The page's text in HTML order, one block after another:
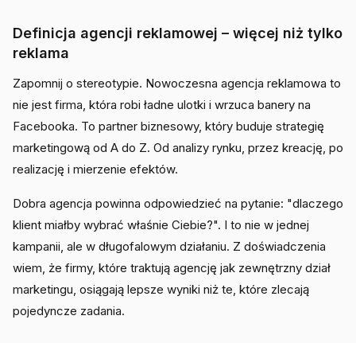
Definicja agencji reklamowej – więcej niż tylko
reklama
Zapomnij o stereotypie. Nowoczesna agencja reklamowa to
nie jest firma, która robi ładne ulotki i wrzuca banery na
Facebooka. To partner biznesowy, który buduje strategię
marketingową od A do Z. Od analizy rynku, przez kreację, po
realizację i mierzenie efektów.
Dobra agencja powinna odpowiedzieć na pytanie: "dlaczego
klient miałby wybrać właśnie Ciebie?". I to nie w jednej
kampanii, ale w długofalowym działaniu. Z doświadczenia
wiem, że firmy, które traktują agencję jak zewnętrzny dział
marketingu, osiągają lepsze wyniki niż te, które zlecają
pojedyncze zadania.